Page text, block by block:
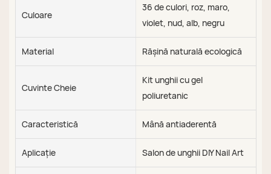
Culoare
36 de culori, roz, maro,
violet, nud, alb, negru
Material Rășină naturală ecologică
Cuvinte Cheie
Kit unghii cu gel
poliuretanic
Caracteristică Mână antiaderentă
Aplicație Salon de unghii DIY Nail Art